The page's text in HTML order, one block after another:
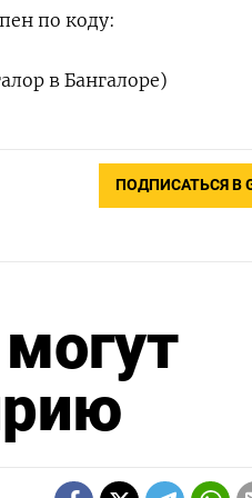
по коду:
в Бангалоре)
ПОДПИСАТЬСЯ В